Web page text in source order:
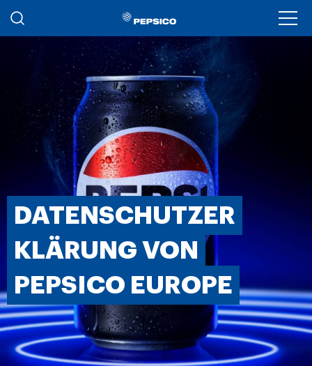
Skip to main content
DATENSCHUTZER
KLÄRUNG VON
PEPSICO EUROPE